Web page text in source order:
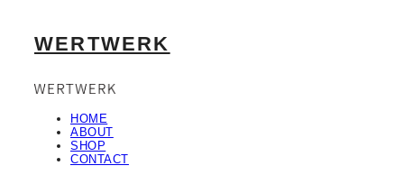
WERTWERK
HOME
ABOUT
SHOP
CONTACT